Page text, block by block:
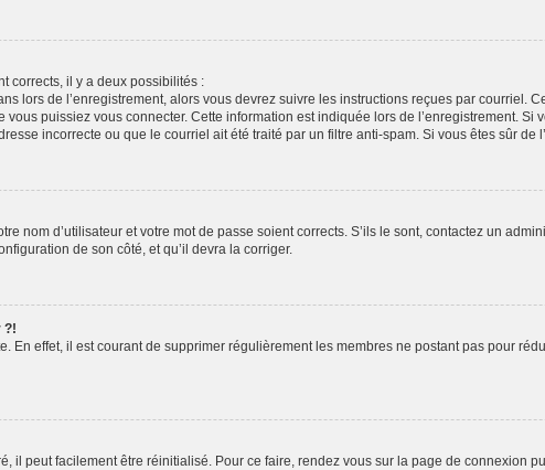
corrects, il y a deux possibilités :
lors de l’enregistrement, alors vous devrez suivre les instructions reçues par courriel.
puissiez vous connecter. Cette information est indiquée lors de l’enregistrement. Si
incorrecte ou que le courriel ait été traité par un filtre anti-spam. Si vous êtes sûr de
nom d’utilisateur et votre mot de passe soient corrects. S’ils le sont, contactez un
de son côté, et qu’il devra la corriger.
?!
En effet, il est courant de supprimer régulièrement les membres ne postant pas pour
il peut facilement être réinitialisé. Pour ce faire, rendez vous sur la page de connexion